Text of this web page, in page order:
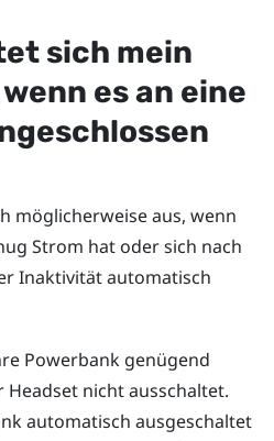
sich mein
es an eine
möglicherweise aus, wenn
Strom hat oder sich nach
Inaktivität automatisch
Powerbank genügend
nicht ausschaltet.
automatisch ausgeschaltet